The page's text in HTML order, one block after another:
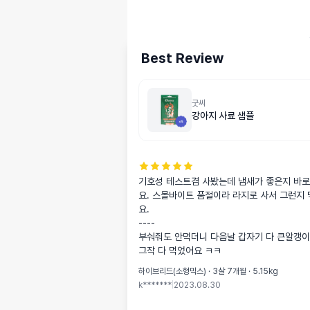
Best Review
굿씨
강아지 사료 샘플
기호성 테스트겸 사봤는데 냄새가 좋은지 바
요. 스몰바이트 품절이라 라지로 사서 그런지
요.
----
부숴줘도 안먹더니 다음날 갑자기 다 큰알갱
그작 다 먹었어요 ㅋㅋ
하이브리드(소형믹스) · 3살 7개월 · 5.15kg
k******* 2023.08.30